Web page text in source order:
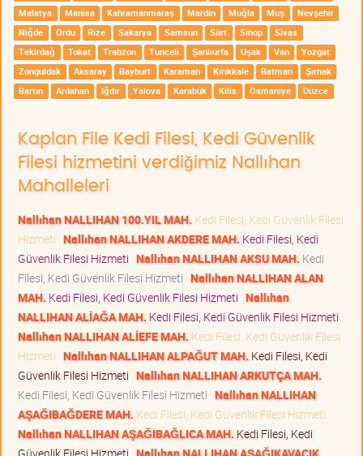
Malatya
Manisa Kahramanmaraş Mardin Muğla Muş
Nevşehir
Niğde
Ordu Rize Sakarya Samsun Siirt Sinop
Sivas
Tekirdağ
Tokat Trabzon Tunceli Şanlıurfa Uşak Van
Yozgat
Zonguldak
Aksaray Bayburt Karaman Kırıkkale Batman
Şırnak
Bartın
Ardahan Iğdır Yalova Karabük Kilis Osmaniye Düzce
Kaplan File Kedi Filesi, Kedi Güvenlik
Filesi hizmetini verdiğimiz Nallıhan
Mahalleleri
Nallıhan NALLIHAN 100.YIL MAH. Kedi Filesi, Kedi Güvenlik Filesi
Hizmeti Nallıhan NALLIHAN AKDERE MAH. Kedi Filesi, Kedi
Güvenlik Filesi Hizmeti Nallıhan NALLIHAN AKSU MAH. Kedi
Filesi, Kedi Güvenlik Filesi Hizmeti Nallıhan NALLIHAN ALAN
MAH. Kedi Filesi, Kedi Güvenlik Filesi Hizmeti Nallıhan
NALLIHAN ALİAĞA MAH. Kedi Filesi, Kedi Güvenlik Filesi Hizmeti
Nallıhan NALLIHAN ALİEFE MAH. Kedi Filesi, Kedi Güvenlik Filesi
Hizmeti Nallıhan NALLIHAN ALPAĞUT MAH. Kedi Filesi, Kedi
Güvenlik Filesi Hizmeti Nallıhan NALLIHAN ARKUTÇA MAH.
Kedi Filesi, Kedi Güvenlik Filesi Hizmeti Nallıhan NALLIHAN
AŞAĞIBAĞDERE MAH. Kedi Filesi, Kedi Güvenlik Filesi Hizmeti
Nallıhan NALLIHAN AŞAĞIBAĞLICA MAH. Kedi Filesi, Kedi